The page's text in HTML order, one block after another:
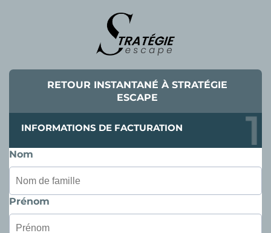
RETOUR INSTANTANÉ À STRATÉGIE
ESCAPE
INFORMATIONS DE FACTURATION
Nom
Prénom